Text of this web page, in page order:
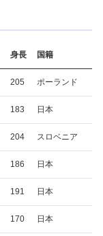
身長 国籍
205 ポーランド
183 日本
204 スロベニア
186 日本
191 日本
170 日本